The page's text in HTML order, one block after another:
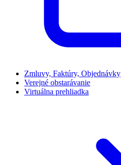
Zmluvy, Faktúry, Objednávky
Verejné obstarávanie
Virtuálna prehliadka